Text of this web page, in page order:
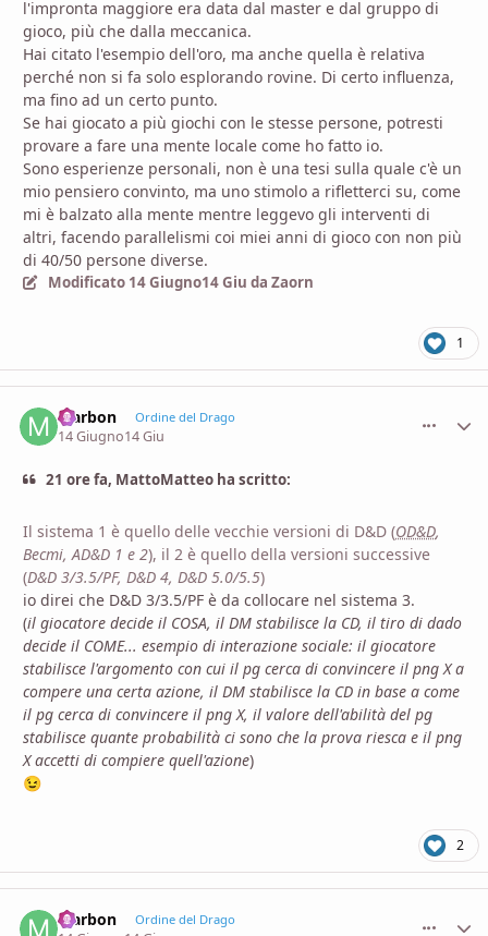
l'impronta maggiore era data dal master e dal gruppo di
gioco, più che dalla meccanica.
Hai citato l'esempio dell'oro, ma anche quella è relativa
perché non si fa solo esplorando rovine. Di certo influenza,
ma fino ad un certo punto.
Se hai giocato a più giochi con le stesse persone, potresti
provare a fare una mente locale come ho fatto io.
Sono esperienze personali, non è una tesi sulla quale c'è un
mio pensiero convinto, ma uno stimolo a rifletterci su, come
mi è balzato alla mente mentre leggevo gli interventi di
altri, facendo parallelismi coi miei anni di gioco con non più
di 40/50 persone diverse.
Modificato 14 Giugno14 Giu da Zaorn
1
Marbon Ordine del Drago
14 Giugno14 Giu
21 ore fa, MattoMatteo ha scritto:
Il sistema 1 è quello delle vecchie versioni di D&D (OD&D,
Becmi, AD&D 1 e 2), il 2 è quello della versioni successive
(D&D 3/3.5/PF, D&D 4, D&D 5.0/5.5)
io direi che D&D 3/3.5/PF è da collocare nel sistema 3.
(il giocatore decide il COSA, il DM stabilisce la CD, il tiro di dado
decide il COME... esempio di interazione sociale: il giocatore
stabilisce l'argomento con cui il pg cerca di convincere il png X a
compere una certa azione, il DM stabilisce la CD in base a come
il pg cerca di convincere il png X, il valore dell'abilità del pg
stabilisce quante probabilità ci sono che la prova riesca e il png
X accetti di compiere quell'azione)
😉
2
Marbon Ordine del Drago